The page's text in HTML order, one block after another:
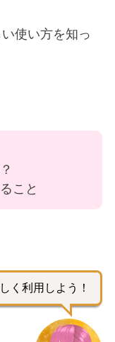
使い方を知っ
こと
く利用しよう！